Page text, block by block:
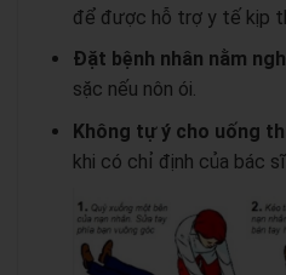
để được hỗ trợ y tế kịp
Đặt bệnh nhân nằm
sặc nếu nôn ói.
Không tự ý cho uống
khi có chỉ định của bác sĩ.